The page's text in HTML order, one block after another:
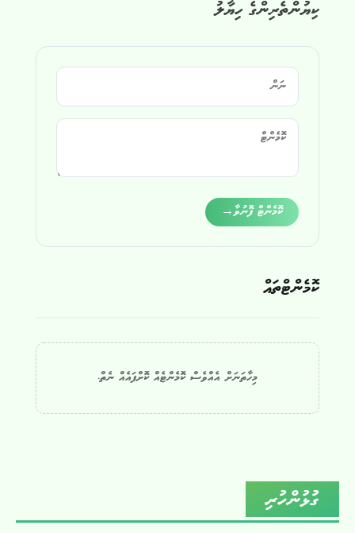
ކިޔުންތެރިންގެ ހިޔާލު
ކޮމެންޓް ފޮނުވާ→
ކޮމެންޓްތައް
މިހާތަނަށް އެއްވެސް ކޮމެންޓެއް ކޮށްފައެއް ނެތް.
ގުޅުންހުރި